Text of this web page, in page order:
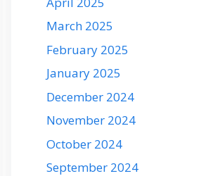
March 2025
February 2025
January 2025
December 2024
November 2024
October 2024
September 2024